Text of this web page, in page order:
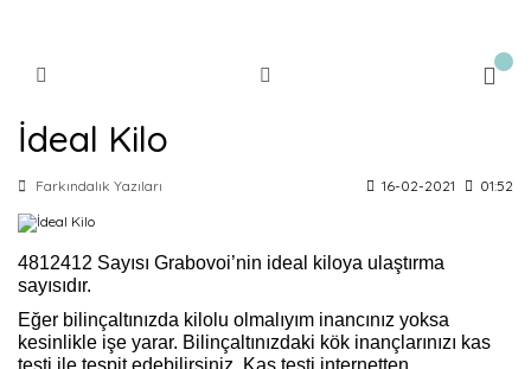
İdeal Kilo
Farkındalık Yazıları 16-02-2021 01:52
4812412 Sayısı Grabovoi’nin ideal kiloya ulaştırma
sayısıdır.
Eğer bilinçaltınızda kilolu olmalıyım inancınız yoksa
kesinlikle işe yarar. Bilinçaltınızdaki kök inançlarınızı kas
testi ile tespit edebilirsiniz. Kas testi internetten